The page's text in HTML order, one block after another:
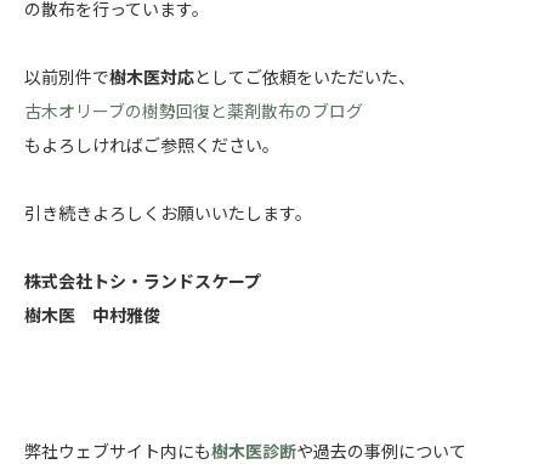
の散布を行っています。
以前別件で樹木医対応としてご依頼をいただいた、
古木オリーブの樹勢回復と薬剤散布のブログ
もよろしければご参照ください。
引き続きよろしくお願いいたします。
株式会社トシ・ランドスケープ
樹木医 中村雅俊
弊社ウェブサイト内にも樹木医診断や過去の事例について